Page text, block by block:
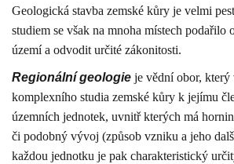
Geologická stavba zemské kůry je velmi
studiem se však na mnoha místech podařilo
území a odvodit určité zákonitosti.
Regionální geologie je vědní obor,
komplexního studia zemské kůry k jejímu
územních jednotek, uvnitř kterých má
či podobný vývoj (způsob vzniku a jeho
každou jednotku je pak charakteristický